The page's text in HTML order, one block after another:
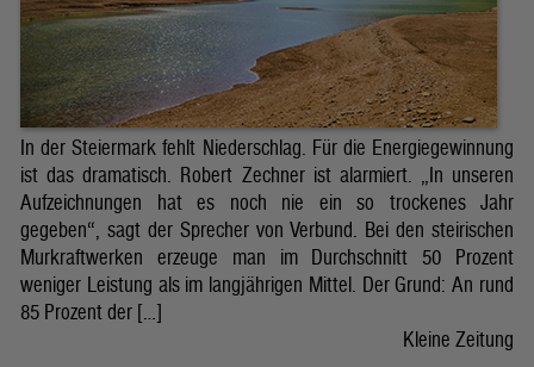
In der Steiermark fehlt Niederschlag. Für die Energiegewinnung
ist das dramatisch. Robert Zechner ist alarmiert. „In unseren
Aufzeichnungen hat es noch nie ein so trockenes Jahr
gegeben“, sagt der Sprecher von Verbund. Bei den steirischen
Murkraftwerken erzeuge man im Durchschnitt 50 Prozent
weniger Leistung als im langjährigen Mittel. Der Grund: An rund
85 Prozent der […]
Kleine Zeitung